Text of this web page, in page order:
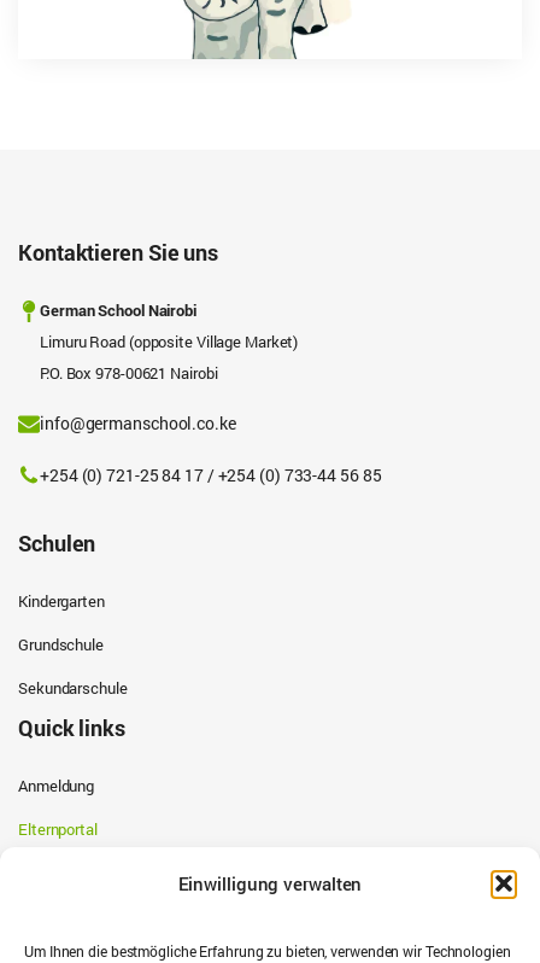
Einwilligung verwalten
Um Ihnen die bestmögliche Erfahrung zu bieten, verwenden wir Technologien
Kontaktieren Sie uns
German School Nairobi
Limuru Road (opposite Village Market)
P.O. Box 978-00621 Nairobi
info@germanschool.co.ke
+254 (0) 721-25 84 17 / +254 (0) 733-44 56 85
Schulen
Kindergarten
Grundschule
Sekundarschule
Quick links
Anmeldung
Elternportal